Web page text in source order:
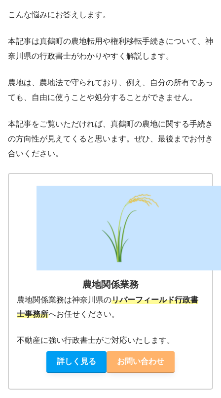
こんな悩みにお答えします。
本記事は真鶴町の農地転用や権利移転手続きについて、神
奈川県の行政書士がわかりやすく解説します。
農地は、農地法で守られており、例え、自分の所有であっ
ても、自由に使うことや処分することができません。
本記事をご覧いただければ、真鶴町の農地に関する手続き
の方向性が見えてくると思います。ぜひ、最後までお付き
合いください。
農地関係業務
農地関係業務は神奈川県のリバーフィールド行政書
士事務所へお任せください。
不動産に強い行政書士がご対応いたします。
詳しく見る お問い合わせ